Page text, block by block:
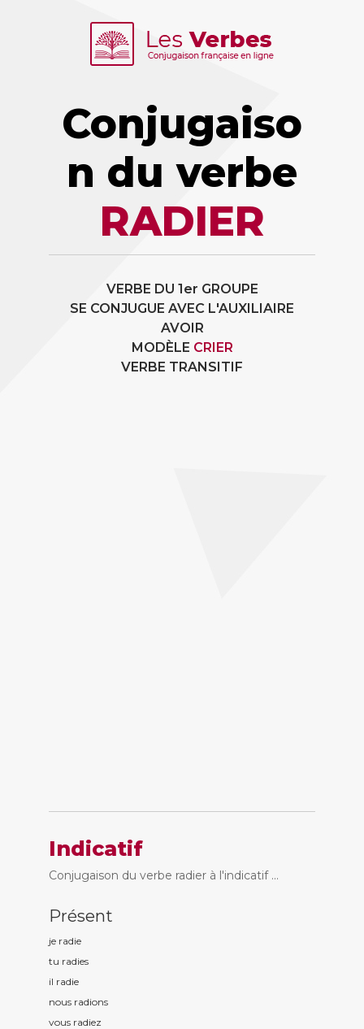
Conjugaiso
n du verbe
RADIER
VERBE DU 1er GROUPE
SE CONJUGUE AVEC L'AUXILIAIRE
AVOIR
MODÈLE CRIER
VERBE TRANSITIF
Indicatif
Conjugaison du verbe radier à l'indicatif ...
Présent
je radie
tu radies
il radie
nous radions
vous radiez